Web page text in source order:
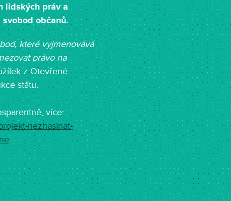
lidských práv a
občanů.
které vyjmenovává
právo na
z Otevřené
státu.
více:
nezhasinat-